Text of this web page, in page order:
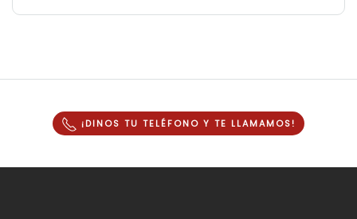
¡DINOS TU TELÉFONO Y TE LLAMAMOS!